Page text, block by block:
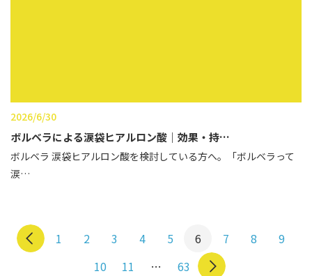
2026/6/30
ボルベラによる涙袋ヒアルロン酸｜効果・持…
ボルベラ 涙袋ヒアルロン酸を検討している方へ。「ボルベラって
涙…
1 2 3 4 5 6 7 8
9
10
11 … 63